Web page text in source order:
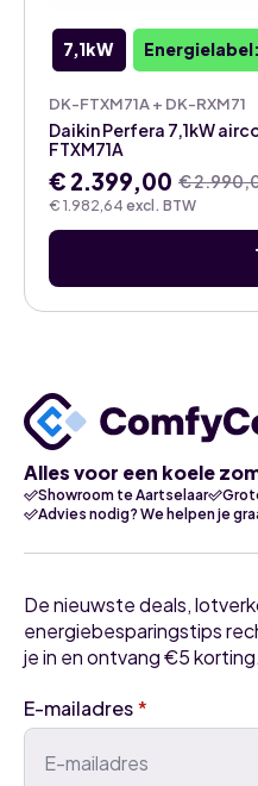
7,1kW
DK-FTXM71A + DK-RXM71
€ 1.982,64 excl. BTW
Daikin Perfera 7,1kW
FTXM71A
€
Oorspronkelijke
prijs
was:
€ 2.399,00
Huidige
prijs
is:
Alles voor een koele
Showroom te Aartselaar
Advies nodig? We helpen je
De nieuwste deals,
energiebesparingstips
je in en ontvang €5 korting.
E-mailadres*